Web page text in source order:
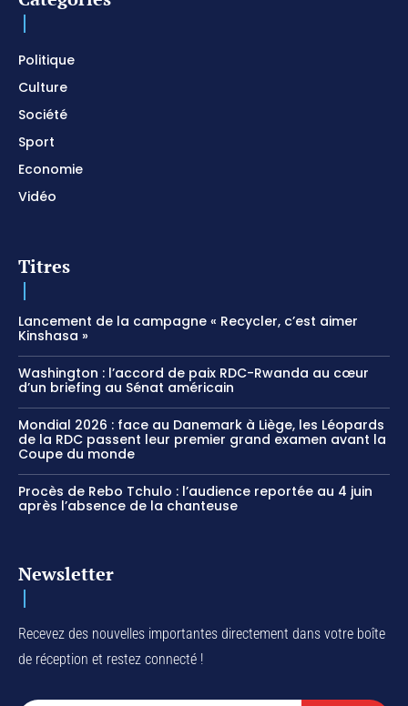
Politique
Culture
Société
Sport
Economie
Vidéo
Titres
Lancement de la campagne « Recycler, c’est aimer
Kinshasa »
Washington : l’accord de paix RDC-Rwanda au cœur
d’un briefing au Sénat américain
Mondial 2026 : face au Danemark à Liège, les Léopards
de la RDC passent leur premier grand examen avant la
Coupe du monde
Procès de Rebo Tchulo : l’audience reportée au 4 juin
après l’absence de la chanteuse
Newsletter
Recevez des nouvelles importantes directement dans votre boîte
de réception et restez connecté !